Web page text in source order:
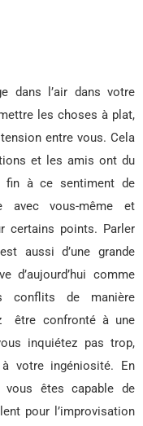
dans l’air dans votre
les choses à plat,
entre vous. Cela
et les amis ont du
fin à ce sentiment de
avec vous-même et
certains points. Parler
aussi d’une grande
d’aujourd’hui comme
conflits de manière
être confronté à une
inquiétez pas trop,
votre ingéniosité. En
vous êtes capable de
pour l’improvisation